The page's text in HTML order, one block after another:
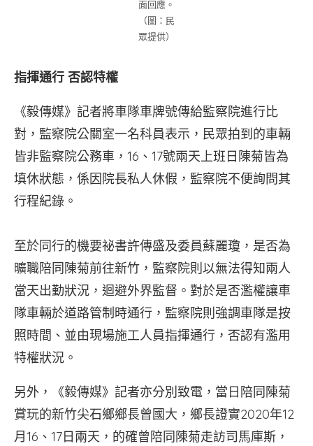
面回應。
（圖：民
眾提供）
指揮通行 否認特權
《毅傳媒》記者將車隊車牌號傳給監察院進行比
對，監察院公關室一名科員表示，民眾拍到的車輛
皆非監察院公務車，16、17號兩天上班日陳菊皆為
填休狀態，係因院長私人休假，監察院不便詢問其
行程紀錄。
至於同行的機要祕書許傳盛及委員蘇麗瓊，是否為
曠職陪同陳菊前往新竹，監察院則以無法得知兩人
當天出勤狀況，迴避外界監督。對於是否濫權讓車
隊車輛於道路管制時通行，監察院則強調車隊是按
照時間、並由現場施工人員指揮通行，否認有濫用
特權狀況。
另外，《毅傳媒》記者亦分別致電，當日陪同陳菊
賞玩的新竹尖石鄉鄉長曾國大，鄉長證實2020年12
月16、17日兩天，的確曾陪同陳菊走訪司馬庫斯，